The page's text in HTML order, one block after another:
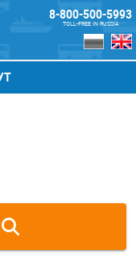
8-800-500-5993
TOLL-FREE IN RUSSIA